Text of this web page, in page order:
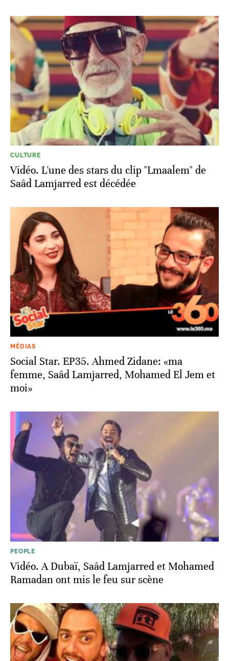
CULTURE
Vidéo. L'une des stars du clip "Lmaalem" de
Saâd Lamjarred est décédée
MÉDIAS
Social Star. EP35. Ahmed Zidane: «ma
femme, Saâd Lamjarred, Mohamed El Jem et
moi»
PEOPLE
Vidéo. A Dubaï, Saâd Lamjarred et Mohamed
Ramadan ont mis le feu sur scène